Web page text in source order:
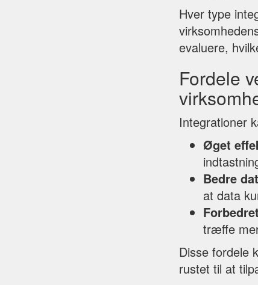
Hver type
evaluere,
Fordele
Integrationer
Øget
Bedre
at data
træffe
Disse fordele
rustet til at